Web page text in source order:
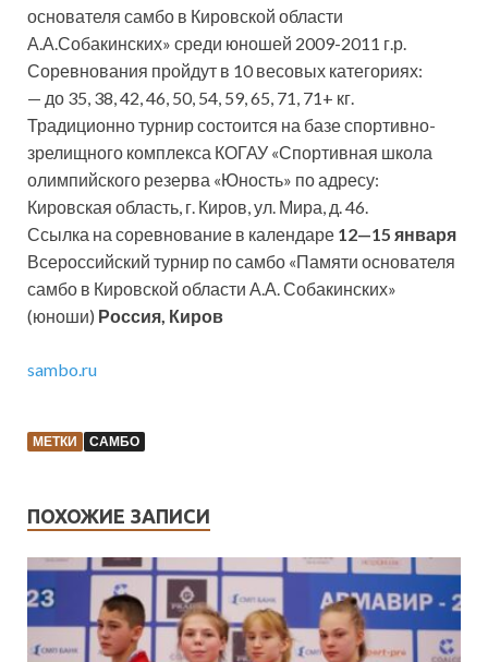
основателя самбо в Кировской области
А.А.Собакинских» среди юношей 2009-2011 г.р.
Соревнования пройдут в 10 весовых категориях:
— до 35, 38, 42, 46, 50, 54, 59, 65, 71, 71+ кг.
Традиционнотурнир состоится на базе спортивно-
зрелищного комплекса КОГАУ «Спортивная школа
олимпийского резерва «Юность» по адресу:
Кировская область, г. Киров, ул. Мира, д. 46.
Ссылка на соревнование в календаре 12—15 января
Всероссийский турнир по самбо «Памяти основателя
самбо в Кировской области А.А. Собакинских»
(юноши) Россия, Киров
sambo.ru
МЕТКИ САМБО
ПОХОЖИЕ ЗАПИСИ